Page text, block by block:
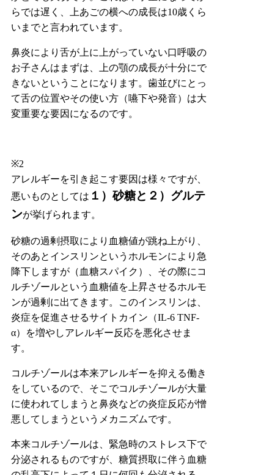
らでは遅く、上あごの横への成長は10歳くら
いまでと言われています。
鼻炎により舌が上に上がっていない口呼吸の
お子さんはまずは、上の顎の成長が十分にで
きないということになります。歯並びにとっ
て舌の位置やその使い方（嚥下や発音）は大
変重要な要因になるのです。
※2
アレルギーを引き起こす要因は様々ですが、
悪いものとしては １）砂糖と２） グルテ
ンが挙げられます。
砂糖の過剰摂取により血糖値が跳ね上がり、
そのあとインスリンというホルモンにより急
降下しますが（血糖スパイク）、その際にコ
ルチゾールという血糖値を上昇させるホルモ
ンが過剰に出てきます。このインスリンは、
炎症を促進させるサイトカイン（IL-6 TNF-
α）を増やしアレルギー反応を悪化させま
す。
コルチゾールは本来アレルギーを抑える働き
をしているので、そこでコルチゾールが大量
に使われてしまうと鼻炎などの炎症反応が憎
悪してしまうというメカニズムです。
本来コルチゾールは、緊急時のストレス下で
分泌されるものですが、糖質摂取に伴う血糖